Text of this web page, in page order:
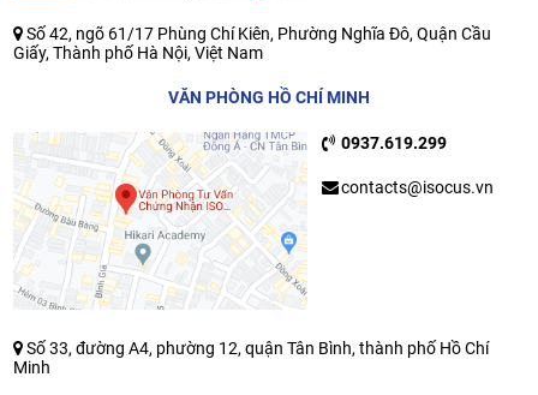
Số 42, ngõ 61/17 Phùng Chí Kiên, Phường Nghĩa Đô, Quận Cầu
Giấy, Thành phố Hà Nội, Việt Nam
VĂN PHÒNG HỒ CHÍ MINH
0937.619.299
contacts@isocus.vn
Số 33, đường A4, phường 12, quận Tân Bình, thành phố Hồ Chí
Minh